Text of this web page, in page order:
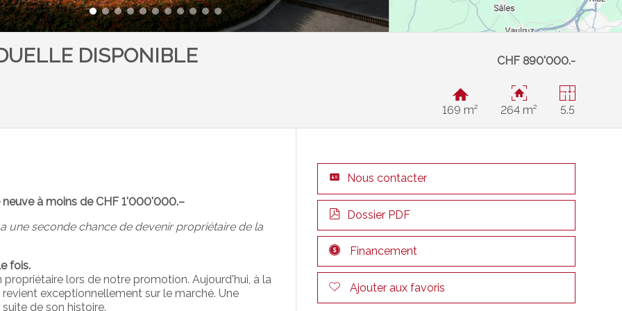
DISPONIBLE CHF 890'000.-
169 m² 264 m² 5.5
à moins de CHF 1'000'000.–
une seconde chance de devenir propriétaire de la
fois.
lors de notre promotion. Aujourd'hui, à la
exceptionnellement sur le marché. Une
de son histoire.
Nous contacter
Dossier PDF
Financement
Ajouter aux favoris